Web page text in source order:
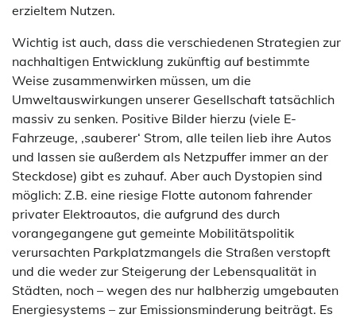
erzieltem Nutzen.
Wichtig ist auch, dass die verschiedenen Strategien zur
nachhaltigen Entwicklung zukünftig auf bestimmte
Weise zusammenwirken müssen, um die
Umweltauswirkungen unserer Gesellschaft tatsächlich
massiv zu senken. Positive Bilder hierzu (viele E-
Fahrzeuge, ‚sauberer‘ Strom, alle teilen lieb ihre Autos
und lassen sie außerdem als Netzpuffer immer an der
Steckdose) gibt es zuhauf. Aber auch Dystopien sind
möglich: Z.B. eine riesige Flotte autonom fahrender
privater Elektroautos, die aufgrund des durch
vorangegangene gut gemeinte Mobilitätspolitik
verursachten Parkplatzmangels die Straßen verstopft
und die weder zur Steigerung der Lebensqualität in
Städten, noch – wegen des nur halbherzig umgebauten
Energiesystems – zur Emissionsminderung beiträgt. Es